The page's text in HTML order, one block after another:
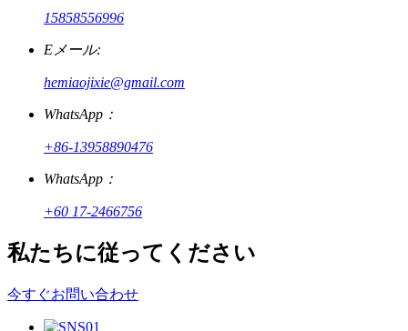
15858556996
Eメール:
hemiaojixie@gmail.com
WhatsApp：
+86-13958890476
WhatsApp：
+60 17-2466756
私たちに従ってください
今すぐお問い合わせ